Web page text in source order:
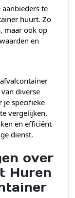
te
huurt. Zo
maar ook op
en
diverse
je specifieke
vergelijken,
en efficiënt
dienst.
over
Huren